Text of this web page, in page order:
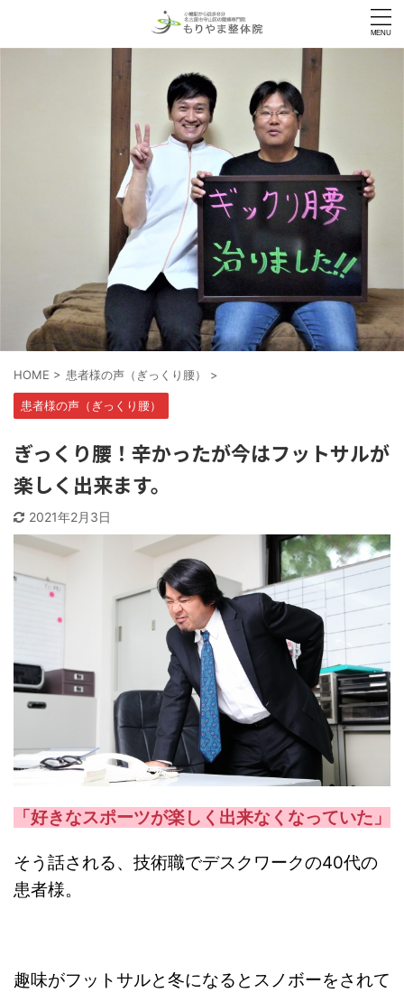
HOME > 患者様の声（ぎっくり腰） >
患者様の声（ぎっくり腰）
ぎっくり腰！辛かったが今はフットサルが
楽しく出来ます。
2021年2月3日
「好きなスポーツが楽しく出来なくなっていた」
そう話される、技術職でデスクワークの40代の
患者様。
趣味がフットサルと冬になるとスノボーをされて